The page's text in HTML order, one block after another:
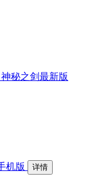
神秘之剑最新版
机版 详情